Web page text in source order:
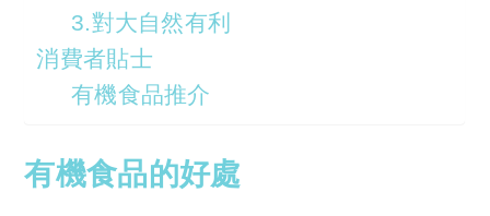
3.對大自然有利
消費者貼士
有機食品推介
有機食品的好處